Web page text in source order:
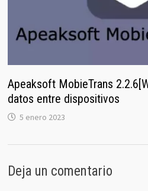
Apeaksoft MobieTrans
datos entre dispositivos
5 enero 2023
Deja un comentario